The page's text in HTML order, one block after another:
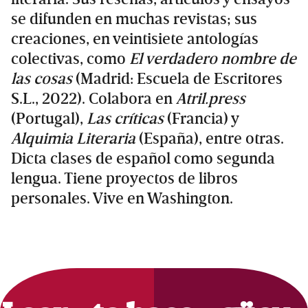
se difunden en muchas revistas; sus
creaciones, en veintisiete antologías
colectivas, como El verdadero nombre de
las cosas(Madrid: Escuela de Escritores
S.L., 2022). Colabora enAtril.press
(Portugal), Las críticas(Francia) y
Alquimia Literaria (España), entre otras.
Dicta clases de español como segunda
lengua. Tiene proyectos de libros
personales. Vive en Washington.
Primary
Sidebar